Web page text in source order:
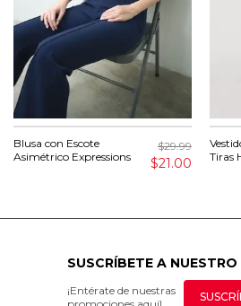
Blusa con Escote
Asimétrico Expressions
$29.99
$21.00
Tiras
SUSCRÍBETE A
¡Entérate de nuestras